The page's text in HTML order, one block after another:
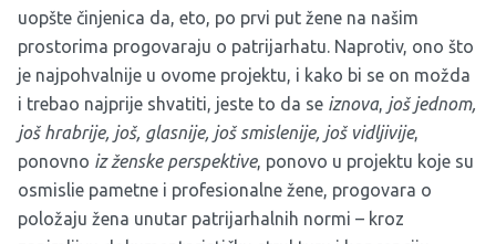
uopšte činjenica da, eto, po prvi put žene na našim
prostorima progovaraju o patrijarhatu. Naprotiv, ono što
je najpohvalnije u ovome projektu, i kako bi se on možda
i trebao najprije shvatiti, jeste to da se iznova, još jednom,
još hrabrije, još, glasnije, još smislenije, još vidljivije,
ponovno iz ženske perspektive, ponovo u projektu koje su
osmislie pametne i profesionalne žene, progovara o
položaju žena unutar patrijarhalnih normi – kroz